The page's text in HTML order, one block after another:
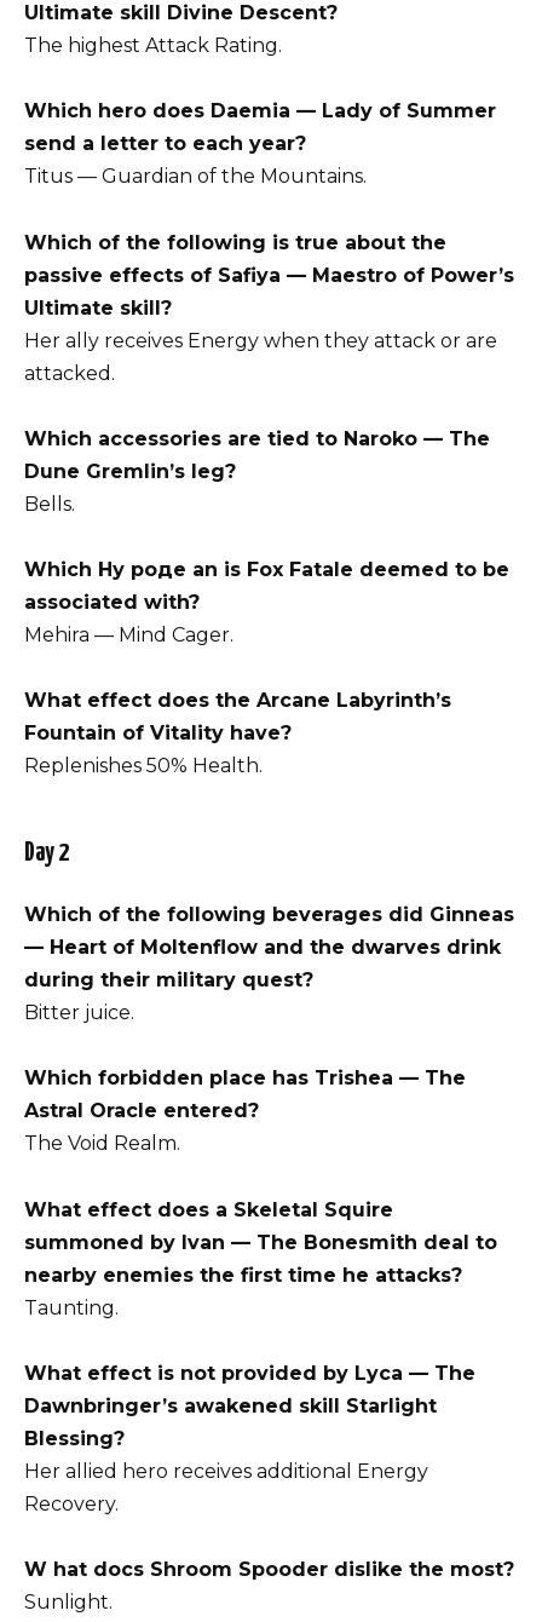
Ultimate skill Divine Descent?
The highest Attack Rating.
Which hero does Daemia — Lady of Summer
send a letter to each year?
Titus — Guardian of the Mountains.
Which of the following is true about the
passive effects of Safiya — Maestro of Power’s
Ultimate skill?
Her ally receives Energy when they attack or are
attacked.
Which accessories are tied to Naroko — The
Dune Gremlin’s leg?
Bells.
Which Ну роде an is Fox Fatale deemed to be
associated with?
Mehira — Mind Cager.
What effect does the Arcane Labyrinth’s
Fountain of Vitality have?
Replenishes 50% Health.
Day 2
Which of the following beverages did Ginneas
— Heart of Moltenflow and the dwarves drink
during their military quest?
Bitter juice.
Which forbidden place has Trishea — The
Astral Oracle entered?
The Void Realm.
What effect does a Skeletal Squire
summoned by Ivan — The Bonesmith deal to
nearby enemies the first time he attacks?
Taunting.
What effect is not provided by Lyca — The
Dawnbringer’s awakened skill Starlight
Blessing?
Her allied hero receives additional Energy
Recovery.
W hat docs Shroom Spooder dislike the most?
Sunlight.